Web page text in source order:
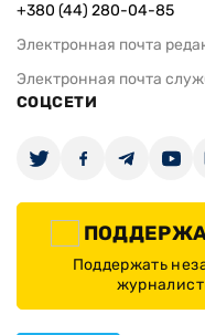
+380 (44) 280-04-85
Электронная почта
Электронная почта
СОЦСЕТИ
Поддержать